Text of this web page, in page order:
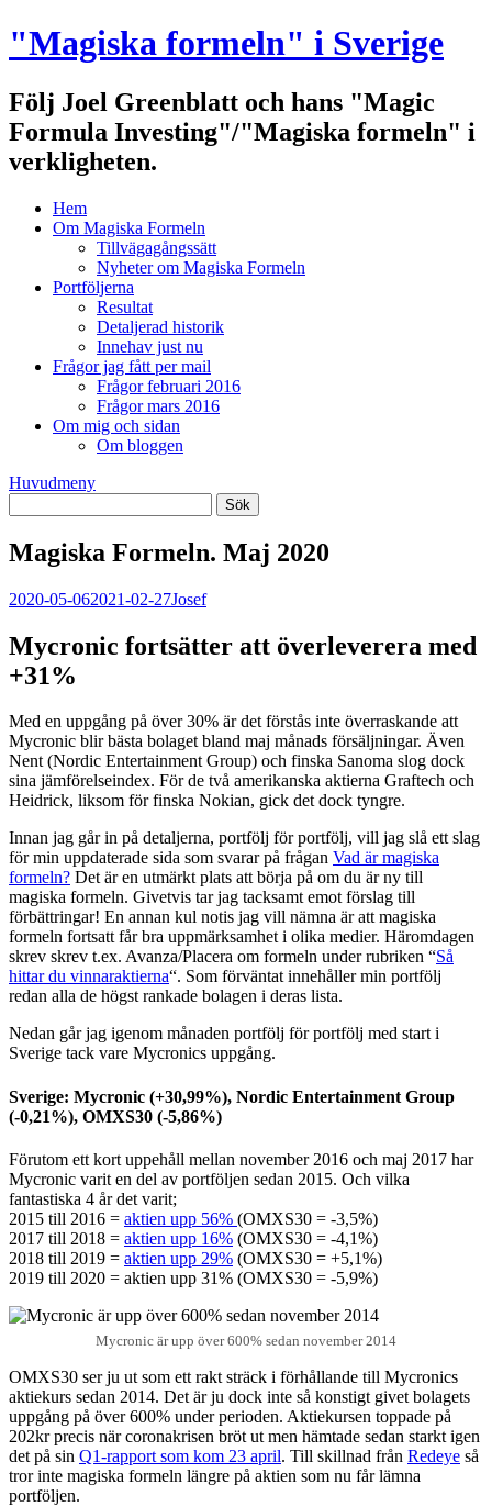
Hoppa
"Magiska formeln" i Sverige
Följ Joel Greenblatt och hans "Magic
Formula Investing"/"Magiska formeln" i
verkligheten.
Hem
Om Magiska Formeln
Tillvägagångssätt
Nyheter om Magiska Formeln
Portföljerna
Resultat
Detaljerad historik
Innehav just nu
Frågor jag fått per mail
Frågor februari 2016
Frågor mars 2016
Om mig och sidan
Om bloggen
Huvudmeny
Magiska Formeln. Maj 2020
2020-05-062021-02-27Josef
Mycronic fortsätter att överleverera med
+31%
Med en uppgång på över 30% är det förstås inte överraskande att
Mycronic blir bästa bolaget bland maj månads försäljningar. Även
Nent (Nordic Entertainment Group) och finska Sanoma slog dock
sina jämförelseindex. För de två amerikanska aktierna Graftech och
Heidrick, liksom för finska Nokian, gick det dock tyngre.
Innan jag går in på detaljerna, portfölj för portfölj, vill jag slå ett slag
för min uppdaterade sida som svarar på frågan Vad är magiska
formeln? Det är en utmärkt plats att börja på om du är ny till
magiska formeln. Givetvis tar jag tacksamt emot förslag till
förbättringar! En annan kul notis jag vill nämna är att magiska
formeln fortsatt får bra uppmärksamhet i olika medier. Häromdagen
skrev skrev t.ex. Avanza/Placera om formeln under rubriken “Så
hittar du vinnaraktierna“. Som förväntat innehåller min portfölj
redan alla de högst rankade bolagen i deras lista.
Nedan går jag igenom månaden portfölj för portfölj med start i
Sverige tack vare Mycronics uppgång.
Sverige: Mycronic (+30,99%), Nordic Entertainment Group
(-0,21%), OMXS30 (-5,86%)
Förutom ett kort uppehåll mellan november 2016 och maj 2017 har
Mycronic varit en del av portföljen sedan 2015. Och vilka
fantastiska 4 år det varit;
2015 till 2016 = aktien upp 56% (OMXS30 = -3,5%)
2017 till 2018 = aktien upp 16% (OMXS30 = -4,1%)
2018 till 2019 = aktien upp 29% (OMXS30 = +5,1%)
2019 till 2020 = aktien upp 31% (OMXS30 = -5,9%)
Mycronic är upp över 600% sedan november 2014
OMXS30 ser ju ut som ett rakt sträck i förhållande till Mycronics
aktiekurs sedan 2014. Det är ju dock inte så konstigt givet bolagets
uppgång på över 600% under perioden. Aktiekursen toppade på
202kr precis när coronakrisen bröt ut men hämtade sedan starkt igen
det på sin Q1-rapport som kom 23 april. Till skillnad från Redeye så
tror inte magiska formeln längre på aktien som nu får lämna
portföljen.